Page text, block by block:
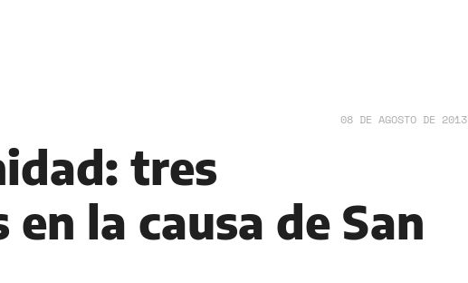
08 DE AGOSTO DE 2013
tres
la causa de San